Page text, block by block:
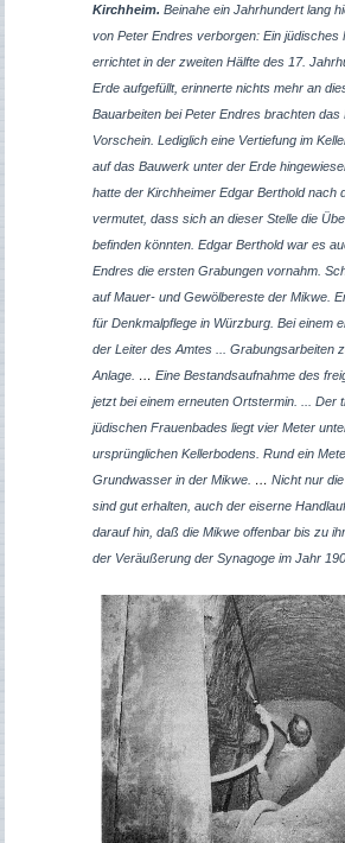
Kirchheim. Beinahe ein Jahrhundert lang
von Peter Endres verborgen: Ein jüdisches
errichtet in der zweiten Hälfte des 17.
Erde aufgefüllt, erinnerte nichts mehr an
Bauarbeiten bei Peter Endres brachten das
Vorschein. Lediglich eine Vertiefung im
auf das Bauwerk unter der Erde
hatte der Kirchheimer Edgar Berthold nach
vermutet, dass sich an dieser Stelle die
befinden könnten. Edgar Berthold war es
Endres die ersten Grabungen vornahm.
auf Mauer- und Gewölbereste der Mikwe.
für Denkmalpflege in Würzburg. Bei einem
der Leiter des Amtes ... Grabungsarbeiten
Anlage. … Eine Bestandsaufnahme des
jetzt bei einem erneuten Ortstermin. ... Der
jüdischen Frauenbades liegt vier Meter
ursprünglichen Kellerbodens. Rund ein
Grundwasser in der Mikwe. … Nicht nur
sind gut erhalten, auch der eiserne
darauf hin, daß die Mikwe offenbar bis zu
der Veräußerung der Synagoge im Jahr